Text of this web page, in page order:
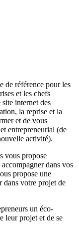
de référence pour les
et les chefs
internet des
la reprise et la
et de vous
entrepreneurial (de
activité).
vous propose
dans vos
propose une
dans votre projet de
un éco-
leur projet et de se